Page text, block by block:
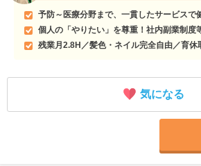
予防～医療分野まで、一貫したサービスで
個人の「やりたい」を尊重！社内副業制度
残業月2.8H／髪色・ネイル完全自由／育休
気になる